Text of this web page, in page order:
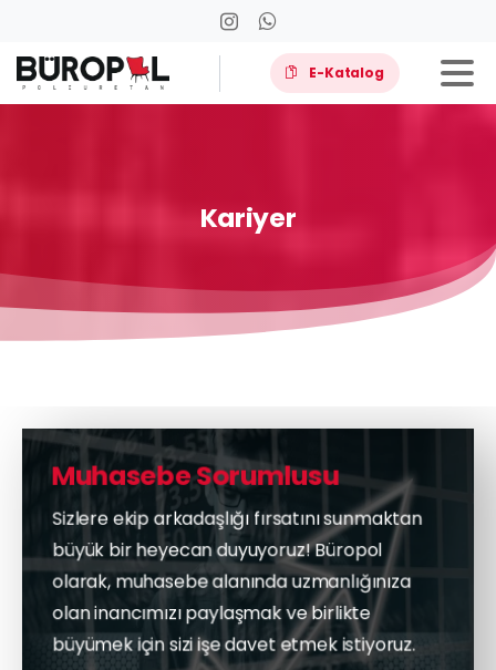
E-Katalog
Kariyer
Muhasebe Sorumlusu
Sizlere ekip arkadaşlığı fırsatını sunmaktan
büyük bir heyecan duyuyoruz! Büropol
olarak, muhasebe alanında uzmanlığınıza
olan inancımızı paylaşmak ve birlikte
büyümek için sizi işe davet etmek istiyoruz.